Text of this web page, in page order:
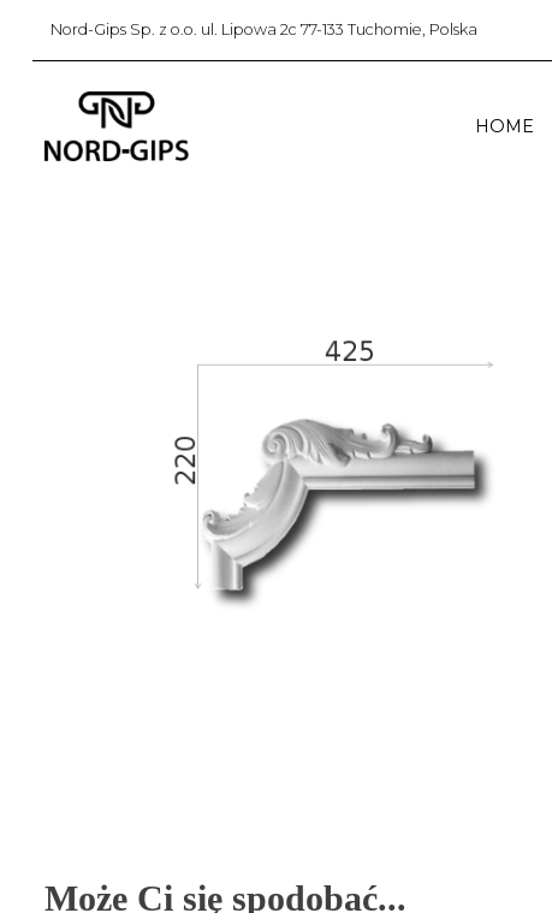
Nord-Gips Sp. z o.o. ul. Lipowa 2c 77-133 Tuchomie, Polska
HOME
Może Ci się spodobać...